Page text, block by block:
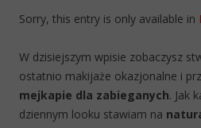
Sorry, this entry is only available in
W dzisiejszym wpisie zobaczysz
ostatnio makijaże okazjonalne i
mejkapie dla zabieganych. Jak
dziennym looku stawiam na